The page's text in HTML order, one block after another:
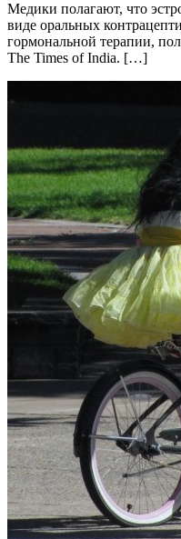
Медики полагают, что
виде оральных
гормональной терапии,
The Times of India. […]